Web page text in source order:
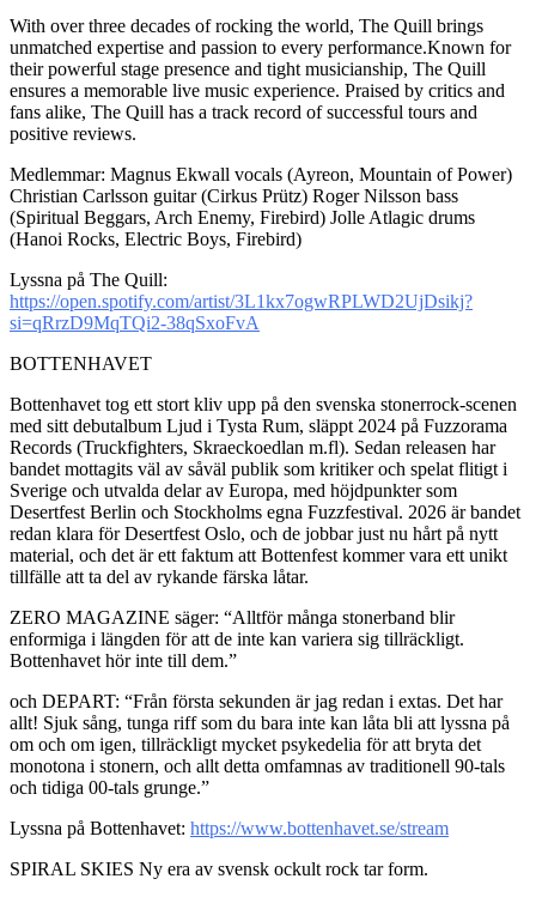
With over three decades of rocking the world, The Quill brings
unmatched expertise and passion to every performance.Known for
their powerful stage presence and tight musicianship, The Quill
ensures a memorable live music experience. Praised by critics and
fans alike, The Quill has a track record of successful tours and
positive reviews.
Medlemmar: Magnus Ekwall vocals (Ayreon, Mountain of Power)
Christian Carlsson guitar (Cirkus Prütz) Roger Nilsson bass
(Spiritual Beggars, Arch Enemy, Firebird) Jolle Atlagic drums
(Hanoi Rocks, Electric Boys, Firebird)
Lyssna på The Quill:
https://open.spotify.com/artist/3L1kx7ogwRPLWD2UjDsikj?
si=qRrzD9MqTQi2-38qSxoFvA
BOTTENHAVET
Bottenhavet tog ett stort kliv upp på den svenska stonerrock-scenen
med sitt debutalbum Ljud i Tysta Rum, släppt 2024 på Fuzzorama
Records (Truckfighters, Skraeckoedlan m.fl). Sedan releasen har
bandet mottagits väl av såväl publik som kritiker och spelat flitigt i
Sverige och utvalda delar av Europa, med höjdpunkter som
Desertfest Berlin och Stockholms egna Fuzzfestival. 2026 är bandet
redan klara för Desertfest Oslo, och de jobbar just nu hårt på nytt
material, och det är ett faktum att Bottenfest kommer vara ett unikt
tillfälle att ta del av rykande färska låtar.
ZERO MAGAZINE säger: “Alltför många stonerband blir
enformiga i längden för att de inte kan variera sig tillräckligt.
Bottenhavet hör inte till dem.”
och DEPART: “Från första sekunden är jag redan i extas. Det har
allt! Sjuk sång, tunga riff som du bara inte kan låta bli att lyssna på
om och om igen, tillräckligt mycket psykedelia för att bryta det
monotona i stonern, och allt detta omfamnas av traditionell 90-tals
och tidiga 00-tals grunge.”
Lyssna på Bottenhavet: https://www.bottenhavet.se/stream
SPIRAL SKIES Ny era av svensk ockult rock tar form.